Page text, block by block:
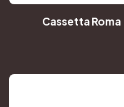
Cassetta Roma